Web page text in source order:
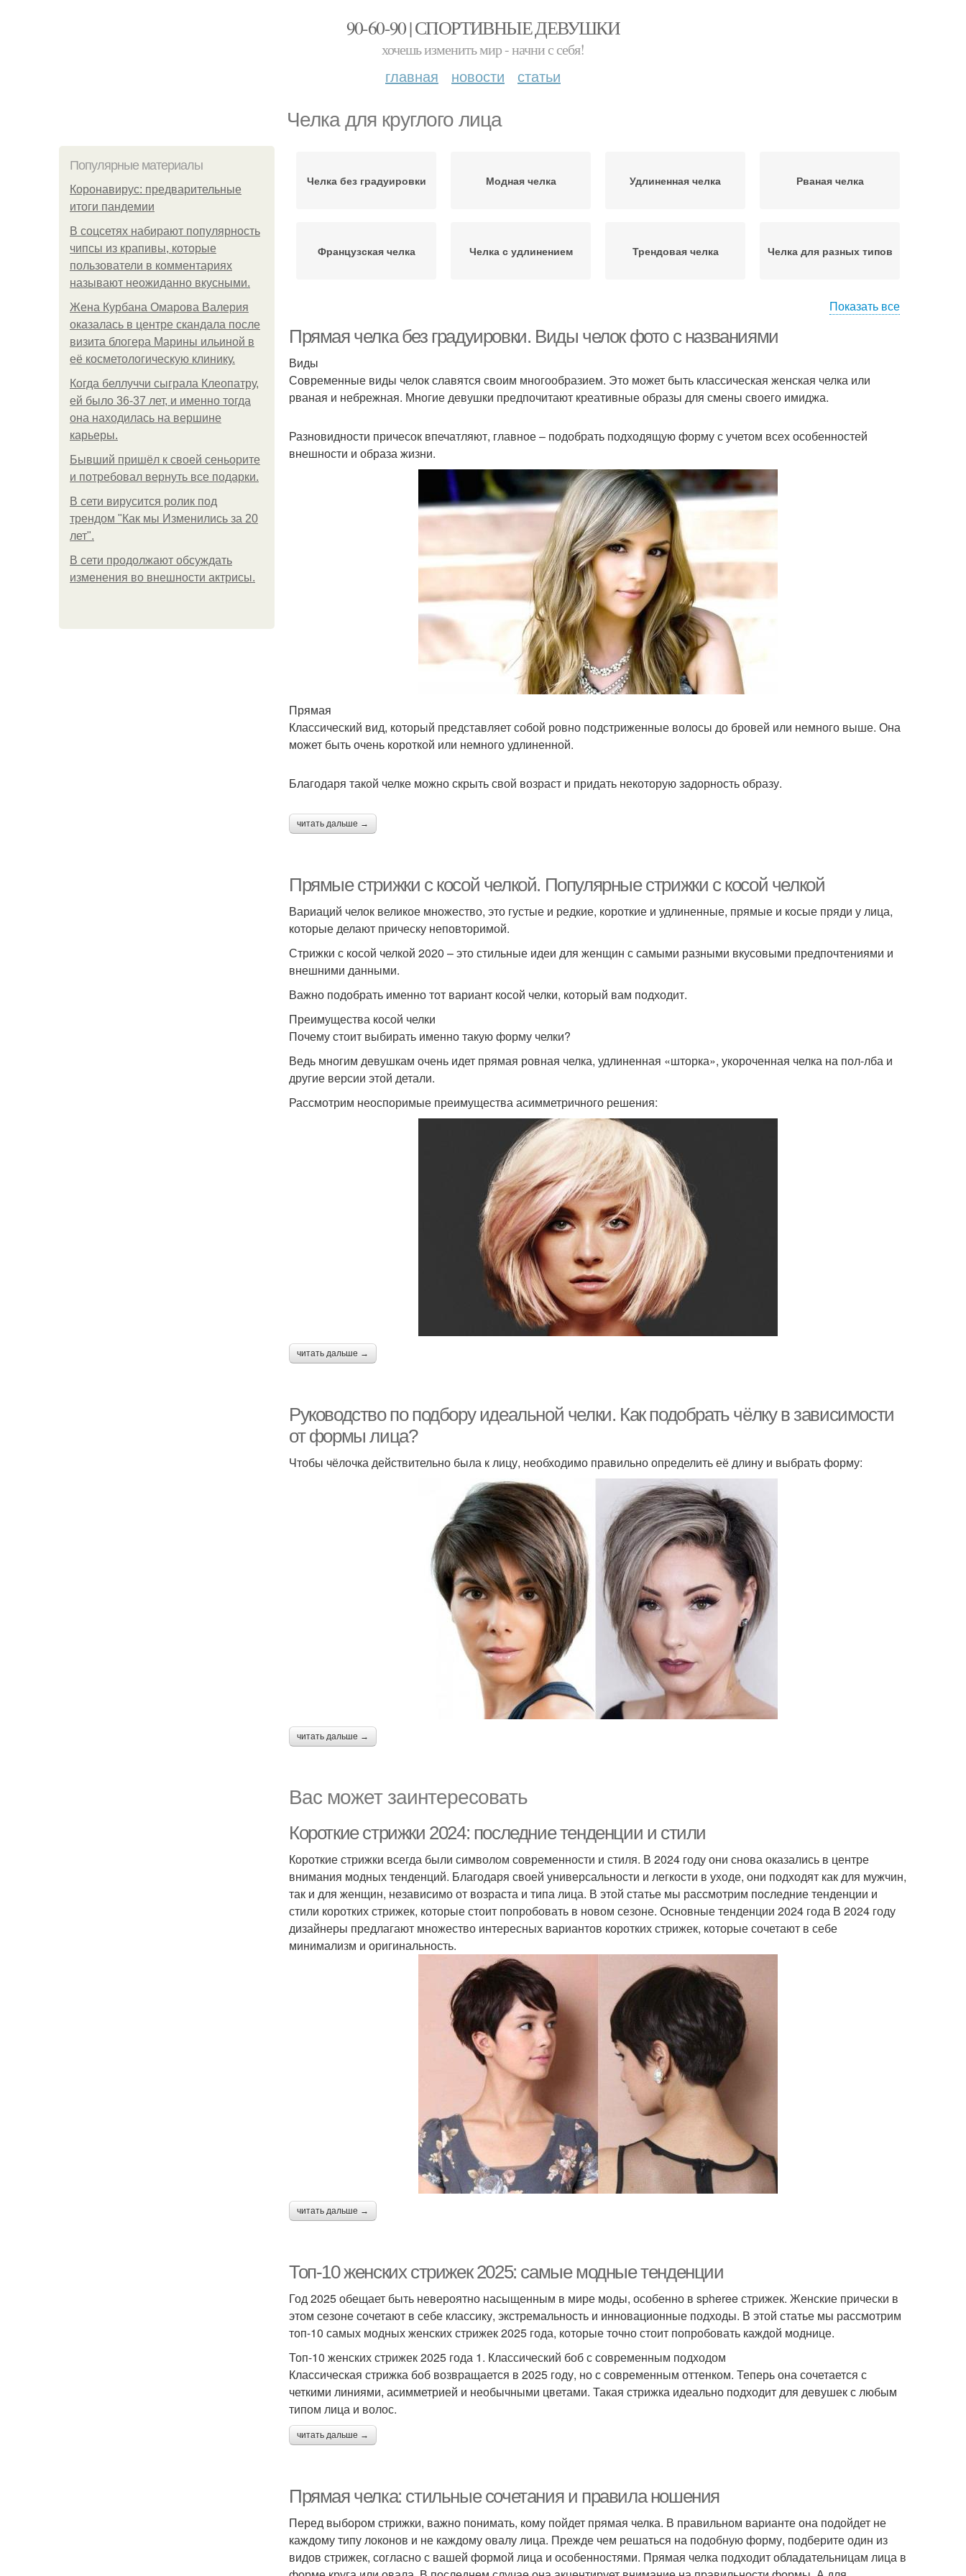
90-60-90 | СПОРТИВНЫЕ ДЕВУШКИ
хочешь изменить мир - начни с себя!
главная новости статьи
Челка для круглого лица
Популярные материалы
Коронавирус: предварительные
итоги пандемии
В соцсетях набирают популярность
чипсы из крапивы, которые
пользователи в комментариях
называют неожиданно вкусными.
Жена Курбана Омарова Валерия
оказалась в центре скандала после
визита блогера Марины ильиной в
её косметологическую клинику.
Когда беллуччи сыграла Клеопатру,
ей было 36-37 лет, и именно тогда
она находилась на вершине
карьеры.
Бывший пришёл к своей сеньорите
и потребовал вернуть все подарки.
В сети вирусится ролик под
трендом "Как мы Изменились за 20
лет".
В сети продолжают обсуждать
изменения во внешности актрисы.
Челка без градуировки Модная челка Удлиненная челка Рваная челка
Французская челка Челка с удлинением Трендовая челка Челка для разных типов
волосы
волосы
волосы
Челки для стрижки Челка без укладки Стрижка с челкой Прическа с челкой
Идеальная челка
Показать все
Прямая челка без градуировки. Виды челок фото с названиями
Виды
Современные виды челок славятся своим многообразием. Это может быть классическая женская челка или
рваная и небрежная. Многие девушки предпочитают креативные образы для смены своего имиджа.
Разновидности причесок впечатляют, главное – подобрать подходящую форму с учетом всех особенностей
внешности и образа жизни.
Прямая
Классический вид, который представляет собой ровно подстриженные волосы до бровей или немного выше. Она
может быть очень короткой или немного удлиненной.
Благодаря такой челке можно скрыть свой возраст и придать некоторую задорность образу.
читать дальше →
Прямые стрижки с косой челкой. Популярные стрижки с косой челкой
Вариаций челок великое множество, это густые и редкие, короткие и удлиненные, прямые и косые пряди у лица,
которые делают прическу неповторимой.
Стрижки с косой челкой 2020 – это стильные идеи для женщин с самыми разными вкусовыми предпочтениями и
внешними данными.
Важно подобрать именно тот вариант косой челки, который вам подходит.
Преимущества косой челки
Почему стоит выбирать именно такую форму челки?
Ведь многим девушкам очень идет прямая ровная челка, удлиненная «шторка», укороченная челка на пол-лба и
другие версии этой детали.
Рассмотрим неоспоримые преимущества асимметричного решения:
читать дальше →
Руководство по подбору идеальной челки. Как подобрать чёлку в зависимости
от формы лица?
Чтобы чёлочка действительно была к лицу, необходимо правильно определить её длину и выбрать форму:
читать дальше →
Вас может заинтересовать
Короткие стрижки 2024: последние тенденции и стили
Короткие стрижки всегда были символом современности и стиля. В 2024 году они снова оказались в центре
внимания модных тенденций. Благодаря своей универсальности и легкости в уходе, они подходят как для мужчин,
так и для женщин, независимо от возраста и типа лица. В этой статье мы рассмотрим последние тенденции и
стили коротких стрижек, которые стоит попробовать в новом сезоне. Основные тенденции 2024 года В 2024 году
дизайнеры предлагают множество интересных вариантов коротких стрижек, которые сочетают в себе
минимализм и оригинальность.
читать дальше →
Топ-10 женских стрижек 2025: самые модные тенденции
Год 2025 обещает быть невероятно насыщенным в мире моды, особенно в spheree стрижек. Женские прически в
этом сезоне сочетают в себе классику, экстремальность и инновационные подходы. В этой статье мы рассмотрим
топ-10 самых модных женских стрижек 2025 года, которые точно стоит попробовать каждой моднице.
Топ-10 женских стрижек 2025 года 1. Классический боб с современным подходом
Классическая стрижка боб возвращается в 2025 году, но с современным оттенком. Теперь она сочетается с
четкими линиями, асимметрией и необычными цветами. Такая стрижка идеально подходит для девушек с любым
типом лица и волос.
читать дальше →
Прямая челка: стильные сочетания и правила ношения
Перед выбором стрижки, важно понимать, кому пойдет прямая челка. В правильном варианте она подойдет не
каждому типу локонов и не каждому овалу лица. Прежде чем решаться на подобную форму, подберите один из
видов стрижек, согласно с вашей формой лица и особенностями. Прямая челка подходит обладательницам лица в